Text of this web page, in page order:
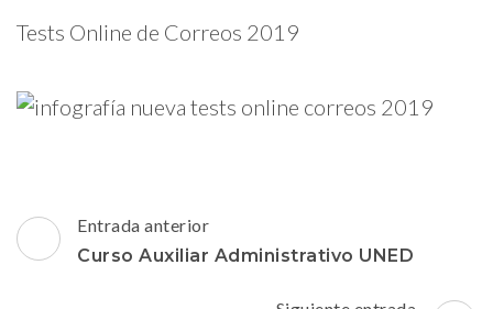
Tests Online de Correos 2019
Navegación
de
Entrada anterior
Curso Auxiliar Administrativo UNED